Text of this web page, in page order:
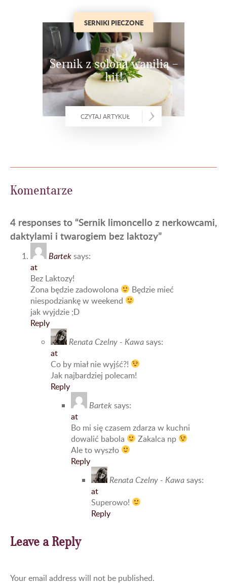
SERNIKI PIECZONE
Sernik z soloną wanilią –
hit!
CZYTAJ ARTYKUŁ
Komentarze
4 responses to “Sernik limoncello z nerkowcami,
daktylami i twarogiem bez laktozy”
Barteksays:
at
Bez Laktozy!
Żona będzie zadowolona
Będzie mieć
niespodziankę w weekend
jak wyjdzie ;D
Reply
Renata Czelny - Kawasays:
at
Co by miał nie wyjść?!
Jak najbardziej polecam!
Reply
Barteksays:
at
Bo mi się czasem zdarza w kuchni
dowalić babola
Zakalca np
Ale to wyszło
Reply
Renata Czelny - Kawasays:
at
Superowo!
Reply
Leave a Reply
Your email address will not be published.